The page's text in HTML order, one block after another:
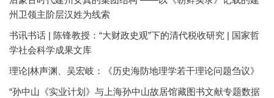
州卫领主阶层汉姓为线索
书讯书话 | 陈锋教授：“大财政史观”下的清代税收研究 | 国家哲
学社会科学成果文库
理论|林声渊、吴宏岐：《历史海防地理学若干理论问题刍议》
“孙中山《实业计划》与上海孙中山故居馆藏图书文献专题数据